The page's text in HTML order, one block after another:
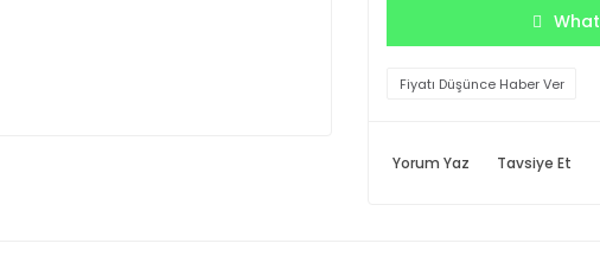
Fiyatı Düşünce Haber Ver
Yorum Yaz Tavsiye Et